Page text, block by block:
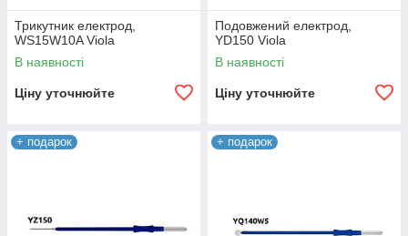
Трикутник електрод,
WS15W10A Viola
В наявності
Ціну уточнюйте
Подовжений електрод,
YD150 Viola
В наявності
Ціну уточнюйте
+ подарок + подарок